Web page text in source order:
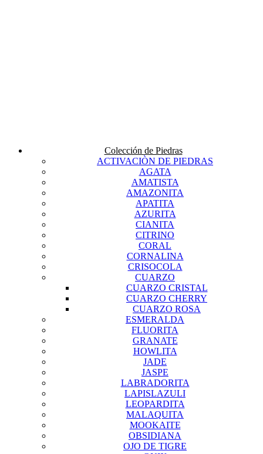
Colección de Piedras
ACTIVACIÒN DE PIEDRAS
AGATA
AMATISTA
AMAZONITA
APATITA
AZURITA
CIANITA
CITRINO
CORAL
CORNALINA
CRISOCOLA
CUARZO
CUARZO CRISTAL
CUARZO CHERRY
CUARZO ROSA
ESMERALDA
FLUORITA
GRANATE
HOWLITA
JADE
JASPE
LABRADORITA
LAPISLAZULI
LEOPARDITA
MALAQUITA
MOOKAITE
OBSIDIANA
OJO DE TIGRE